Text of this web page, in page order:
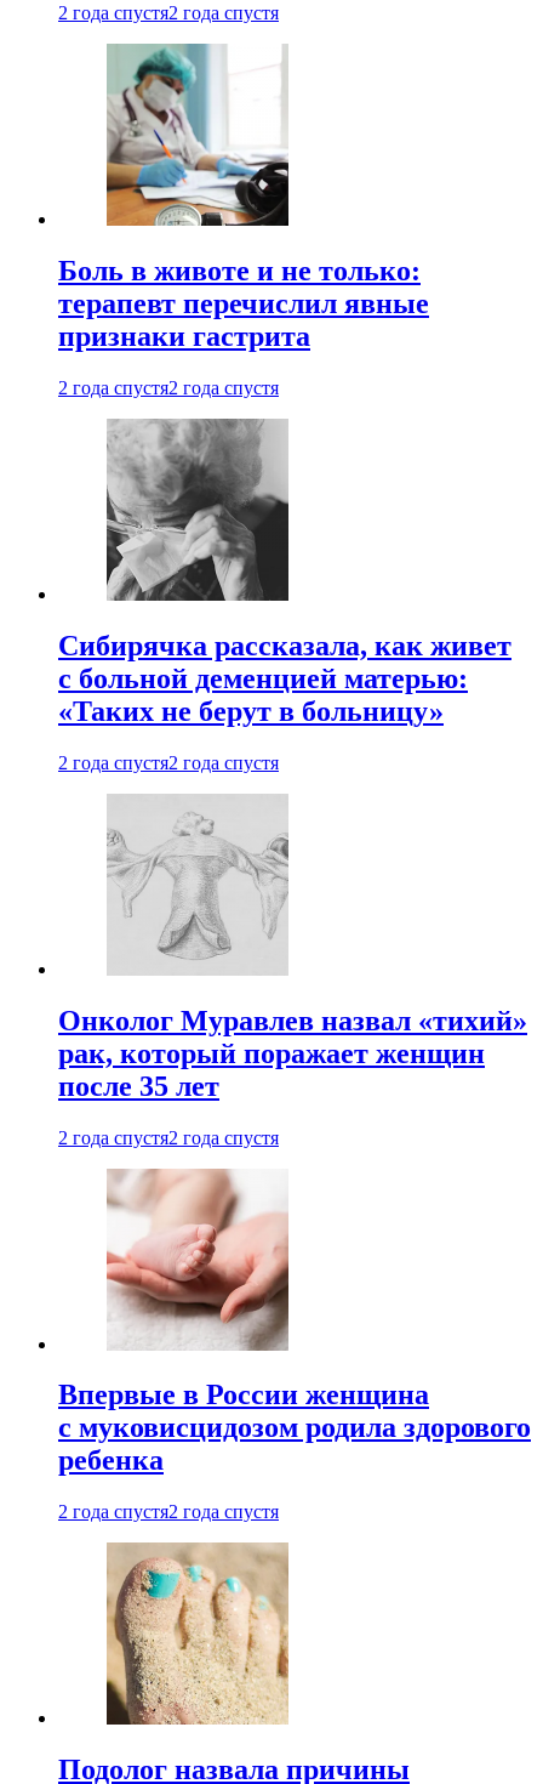
2 года спустя2 года спустя
Боль в животе и не только:
терапевт перечислил явные
признаки гастрита
2 года спустя2 года спустя
Сибирячка рассказала, как живет
с больной деменцией матерью:
«Таких не берут в больницу»
2 года спустя2 года спустя
Онколог Муравлев назвал «тихий»
рак, который поражает женщин
после 35 лет
2 года спустя2 года спустя
Впервые в России женщина
с муковисцидозом родила здорового
ребенка
2 года спустя2 года спустя
Подолог назвала причины